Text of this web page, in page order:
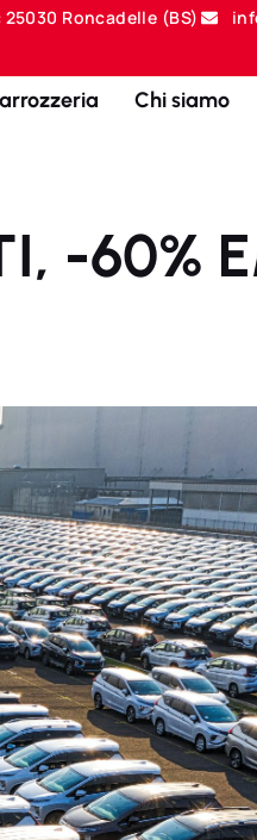
Roncadelle (BS)
Chi siamo
-60%